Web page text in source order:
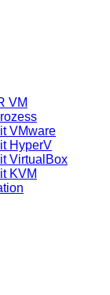
VM
VMware
HyperV
VirtualBox
KVM